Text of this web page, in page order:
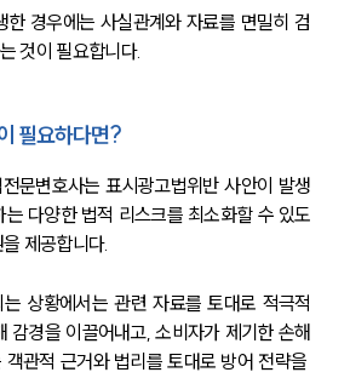
한 경우에는 사실관계와 자료를 면밀히 검
것이 필요합니다.
필요하다면?
문변호사는 표시광고법위반 사안이 발생
다양한 법적 리스크를 최소화할 수 있도
제공합니다.
상황에서는 관련 자료를 토대로 적극적
감경을 이끌어내고, 소비자가 제기한 손해
관적 근거와 법리를 토대로 방어 전략을